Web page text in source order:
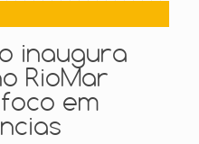
inaugura
RioMar
em